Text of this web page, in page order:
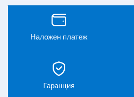
Наложен платеж
Гаранция